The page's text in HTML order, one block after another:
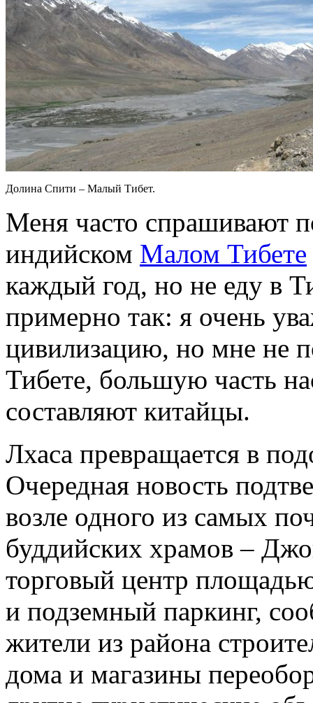
Долина Спити – Малый Тибет.
Меня часто спрашивают
индийском Малом Тибете
каждый год, но не еду в
примерно так: я очень
цивилизацию, но мне не
Тибете, большую часть
составляют китайцы.
Лхаса превращается в
Очередная новость
возле одного из самых
буддийских храмов –
торговый центр
и подземный паркинг,
жители из района
дома и магазины